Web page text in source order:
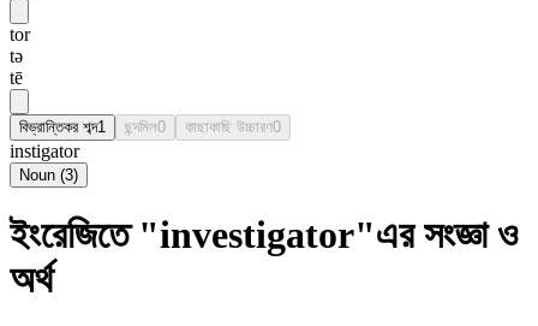
tor
tə
tē
বিভ্রান্তিকর শব্দ1 ছন্দমিল0 কাছাকাছি উচ্চারণ0
instigator
Noun (3)
ইংরেজিতে "investigator"এর সংজ্ঞা ও
অর্থ